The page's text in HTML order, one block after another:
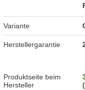
Variante
Herstellergarantie
Produktseite beim
Hersteller